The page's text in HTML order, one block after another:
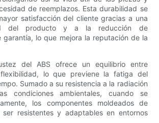
de reemplazos. Esta durabilidad se
satisfacción del cliente gracias a una
del producto y a la reducción de
garantía, lo que mejora la reputación de la
del ABS ofrece un equilibrio entre
lo que previene la fatiga del
Sumado a su resistencia a la radiación
condiciones ambientales, cuando se
los componentes moldeados de
ser resistentes y adaptables en entornos